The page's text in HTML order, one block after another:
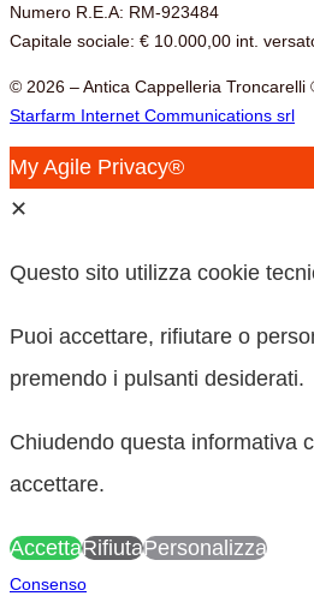
Numero R.E.A: RM-923484
Capitale sociale: € 10.000,00 int.
© 2026 – Antica Cappelleria
Starfarm Internet Communications srl
My Agile Privacy®
✕
Questo sito utilizza cookie
Puoi accettare, rifiutare o
premendo i pulsanti desiderati.
Chiudendo questa informativa
accettare.
AccettaRifiutaPersonalizza
Consenso